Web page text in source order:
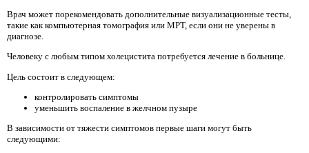
Врач может порекомендовать дополнительные визуализационные тесты,
такие как компьютерная томография или МРТ, если они не уверены в
диагнозе.
Человеку с любым типом холецистита потребуется лечение в больнице.
Цель состоит в следующем:
контролировать симптомы
уменьшить воспаление в желчном пузыре
В зависимости от тяжести симптомов первые шаги могут быть
следующими: